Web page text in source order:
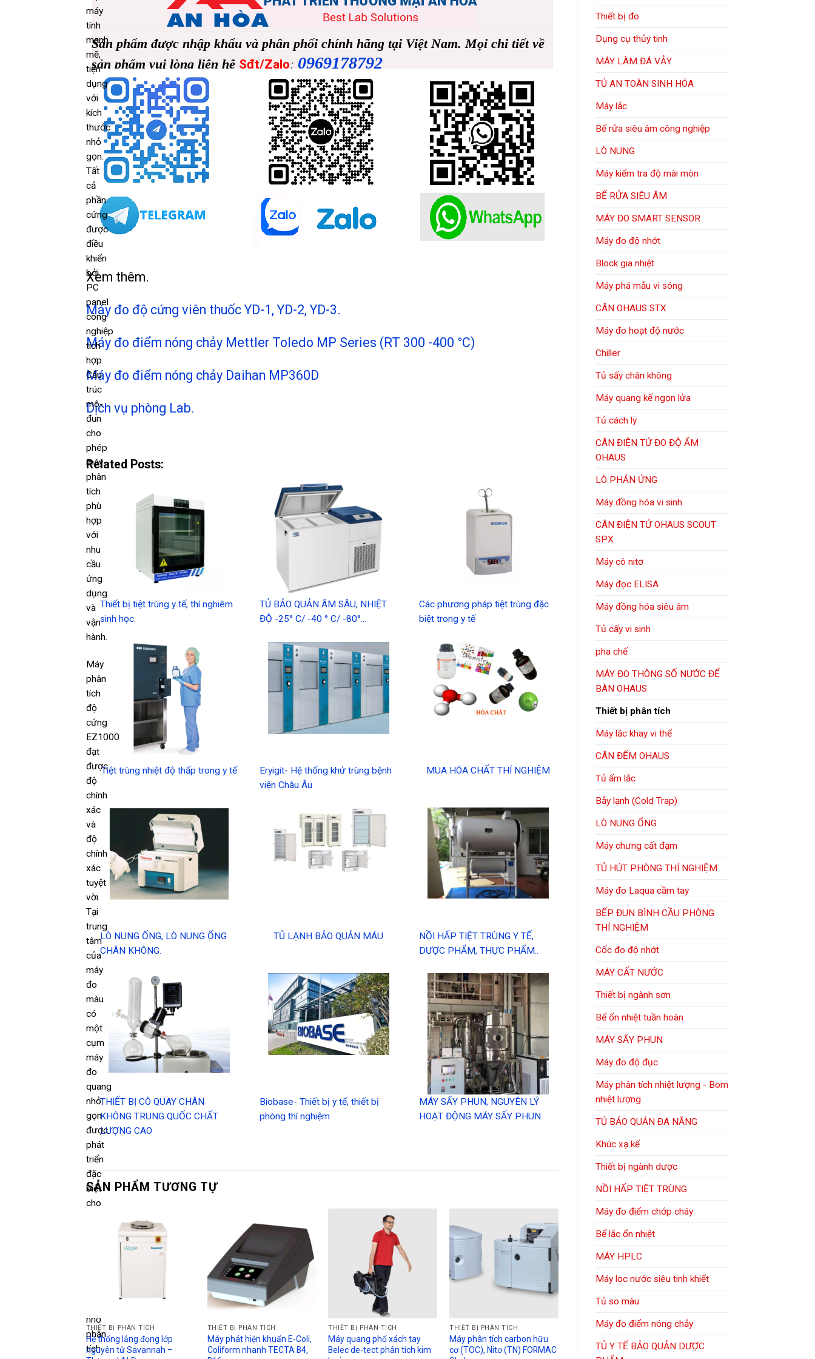
Thiết bị đo
Dụng cụ thủy tinh
MÁY LÀM ĐÁ VẢY
TỦ AN TOÀN SINH HÓA
Máy lắc
Bể rửa siêu âm công nghiệp
LÒ NUNG
Máy kiểm tra độ mài mòn
BỂ RỬA SIÊU ÂM
MÁY ĐO SMART SENSOR
Máy đo độ nhớt
Block gia nhiệt
Máy phá mẫu vi sóng
CÂN OHAUS STX
Máy đo hoạt độ nước
Chiller
Tủ sấy chân không
Máy quang kế ngọn lửa
Tủ cách ly
CÂN ĐIỆN TỬ ĐO ĐỘ ẨM
OHAUS
LÒ PHẢN ỨNG
Máy đồng hóa vi sinh
CÂN ĐIỆN TỬ OHAUS SCOUT
SPX
Máy cô nitơ
Máy đọc ELISA
Máy đồng hóa siêu âm
Tủ cấy vi sinh
pha chế
MÁY ĐO THÔNG SỐ NƯỚC ĐỂ
BÀN OHAUS
Thiết bị phân tích
Máy lắc khay vi thể
CÂN ĐẾM OHAUS
Tủ ấm lắc
Bẫy lạnh (Cold Trap)
LÒ NUNG ỐNG
Máy chưng cất đạm
TỦ HÚT PHÒNG THÍ NGHIỆM
Máy đo Laqua cầm tay
BẾP ĐUN BÌNH CẦU PHÒNG
THÍ NGHIỆM
Cốc đo độ nhớt
MÁY CẤT NƯỚC
Thiết bị ngành sơn
Bể ổn nhiệt tuần hoàn
MÁY SẤY PHUN
Máy đo độ đục
Máy phân tích nhiệt lượng - Bom
nhiệt lượng
TỦ BẢO QUẢN ĐA NĂNG
Khúc xạ kế
Thiết bị ngành dược
NỒI HẤP TIỆT TRÙNG
Máy đo điểm chớp cháy
Bể lắc ổn nhiệt
MÁY HPLC
Máy lọc nước siêu tinh khiết
Tủ so màu
Máy đo điểm nóng chảy
TỦ Y TẾ BẢO QUẢN DƯỢC
máy
tính
mạnh
mẽ,
tiện
dụng
với
kích
thước
nhỏ
gọn.
Tất
cả
phần
cứng
được
điều
khiển
bởi
PC
panel
công
nghiệp
tích
hợp.
Cấu
trúc
mô-
đun
cho
phép
máy
phân
tích
phù
hợp
với
nhu
cầu
ứng
dụng
và
vận
hành.
Máy
phân
tích
độ
cứng
EZ1000
đạt
được
độ
chính
xác
và
độ
chính
xác
tuyệt
vời.
Tại
trung
tâm
của
máy
đo
màu
có
một
cụm
máy
đo
quang
nhỏ
gọn
được
phát
triển
đặc
biệt
cho
nhờ
phân
tích
Sản phẩm được nhập khẩu và phân phối chính hãng tại Việt Nam. Mọi chi tiết về
sản phẩm vui lòng liên hệ Sđt/Zalo: 0969178792
Xem thêm.
Máy đo độ cứng viên thuốc YD-1, YD-2, YD-3.
Máy đo điểm nóng chảy Mettler Toledo MP Series (RT 300 -400 °C)
Máy đo điểm nóng chảy Daihan MP360D
Dịch vụ phòng Lab.
Related Posts:
Thiết bị tiệt trùng y tế, thí nghiêm
sinh học.
TỦ BẢO QUẢN ÂM SÂU, NHIỆT
ĐỘ -25° C/ -40 ° C/ -80°…
Các phương pháp tiệt trùng đặc
biệt trong y tế
Tiệt trùng nhiệt độ thấp trong y tế
Eryigit- Hệ thống khử trùng bệnh
viện Châu Âu
MUA HÓA CHẤT THÍ NGHIỆM
LÒ NUNG ỐNG, LÒ NUNG ỐNG
CHÂN KHÔNG.
TỦ LẠNH BẢO QUẢN MÁU
NỒI HẤP TIỆT TRÙNG Y TẾ,
DƯỢC PHẨM, THỰC PHẨM..
THIẾT BỊ CÔ QUAY CHÂN
KHÔNG TRUNG QUỐC CHẤT
LƯỢNG CAO
Biobase- Thiết bị y tế, thiết bị
phòng thí nghiệm
MÁY SẤY PHUN, NGUYÊN LÝ
HOẠT ĐỘNG MÁY SẤY PHUN.
SẢN PHẨM TƯƠNG TỰ
THIẾT BỊ PHÂN TÍCH
Hệ thống lắng đọng lớp
nguyên tử Savannah –
THIẾT BỊ PHÂN TÍCH
Máy phát hiện khuẩn E-Coli,
Coliform nhanh TECTA B4,
THIẾT BỊ PHÂN TÍCH
Máy quang phổ xách tay
Belec de-tect phân tích kim
THIẾT BỊ PHÂN TÍCH
Máy phân tích carbon hữu
cơ (TOC), Nitơ (TN) FORMAC